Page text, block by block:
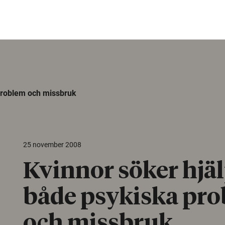
och missbruk
25 november 2008
Kvinnor söker
både psykiska